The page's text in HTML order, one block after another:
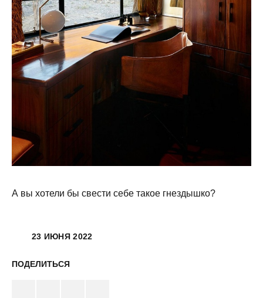
А вы хотели бы свести себе такое гнездышко?
23 ИЮНЯ 2022
ПОДЕЛИТЬСЯ